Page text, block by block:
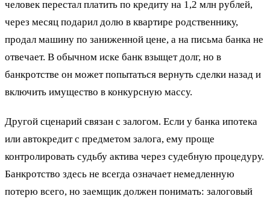
человек перестал платить по кредиту на 1,2 млн рублей,
через месяц подарил долю в квартире родственнику,
продал машину по заниженной цене, а на письма банка не
отвечает. В обычном иске банк взыщет долг, но в
банкротстве он может попытаться вернуть сделки назад и
включить имущество в конкурсную массу.
Другой сценарий связан с залогом. Если у банка ипотека
или автокредит с предметом залога, ему проще
контролировать судьбу актива через судебную процедуру.
Банкротство здесь не всегда означает немедленную
потерю всего, но заемщик должен понимать: залоговый